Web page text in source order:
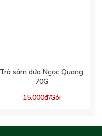
Trà sâm dứa Ngọc Quang
70G
15.000đ/Gói